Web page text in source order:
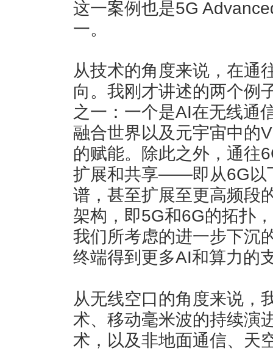
这一案例也是5G
一。
从技术的角度来说，在通
向。我刚才讲述的两个例
之一：一个是AI在无线通
融合世界以及元宇宙中的
的赋能。除此之外，通往
扩展和共享——即从6G以
谱，甚至扩展至更高频段
架构，即5G和6G的拓扑
我们所考虑的进一步下沉
终端得到更多AI和算力的
从无线空口的角度来说，
术、移动毫米波的持续演
术，以及非地面通信、天